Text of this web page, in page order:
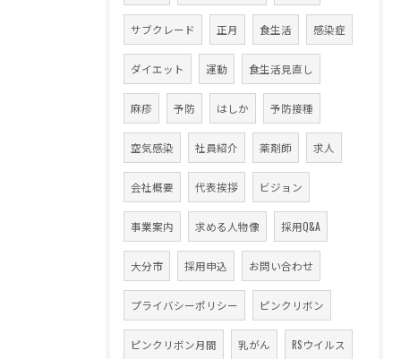
サブクレード 正月 食生活 感染症
ダイエット 運動 食生活見直し
麻疹 予防 はしか 予防接種
空気感染 社員紹介 薬剤師 求人
会社概要 代表挨拶 ビジョン
事業案内 求める人物像 採用Q&A
大分市 採用申込 お問い合わせ
プライバシーポリシー ピンクリボン
ピンクリボン月間 乳がん RSウイルス